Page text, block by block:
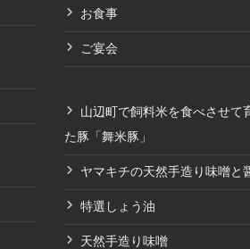
お食事
ご宴会
山辺町で飼料米を食べさせて
た豚「舞米豚」
ヤマキチの天然手造り味噌と
特選しょう油
天然手造り味噌